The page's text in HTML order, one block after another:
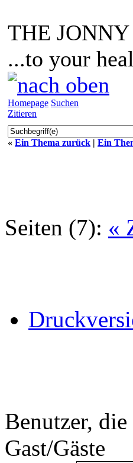
THE
...to your
Homepage Suchen
Zitieren
« Ein Thema zurück | Ein
Seiten (7): «
Benutzer, die
Gast/Gäste